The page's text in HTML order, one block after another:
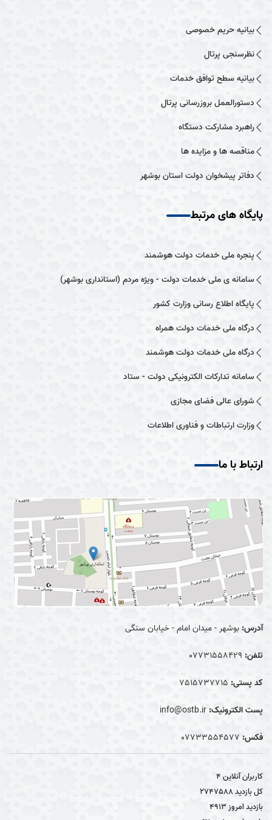
بیانیه حریم خصوصی
نظرسنجی پرتال
بیانیه سطح توافق خدمات
دستورالعمل بروزرسانی پرتال
راهبرد مشارکت دستگاه
مناقصه ها و مزایده ها
دفاتر پیشخوان دولت استان بوشهر
پایگاه های مرتبط
پنجره ملی خدمات دولت هوشمند
سامانه ی ملی خدمات دولت - ویژه مردم (استانداری بوشهر)
پایگاه اطلاع رسانی وزارت کشور
درگاه ملی خدمات دولت همراه
درگاه ملی خدمات دولت هوشمند
سامانه تدارکات الکترونیکی دولت - ستاد
شورای عالی فضای مجازی
وزارت ارتباطات و فناوری اطلاعات
ارتباط با ما
آدرس: بوشهر - میدان امام - خیابان سنگی
تلفن: 07731558429
کد پستی: 7515737715
پست الکترونیک: info@ostb.ir
فکس: 07733554577
کاربران آنلاین4
کل بازدید2747588
بازدید امروز4913